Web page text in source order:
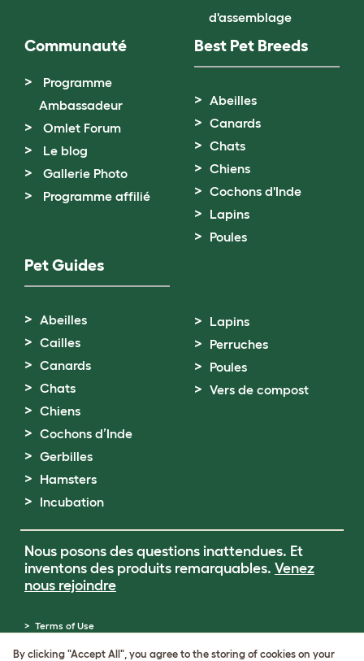
d'assemblage
Communauté
Programme
Ambassadeur
Omlet Forum
Le blog
Gallerie Photo
Programme affilié
Best Pet Breeds
Abeilles
Canards
Chats
Chiens
Cochons d'Inde
Lapins
Poules
Pet Guides
Abeilles
Cailles
Canards
Chats
Chiens
Cochons d’Inde
Gerbilles
Hamsters
Incubation
Lapins
Perruches
Poules
Vers de compost
Nous posons des questions inattendues. Et
inventons des produits remarquables. Venez
nous rejoindre
Terms of Use
By clicking "Accept All", you agree to the storing of cookies on your